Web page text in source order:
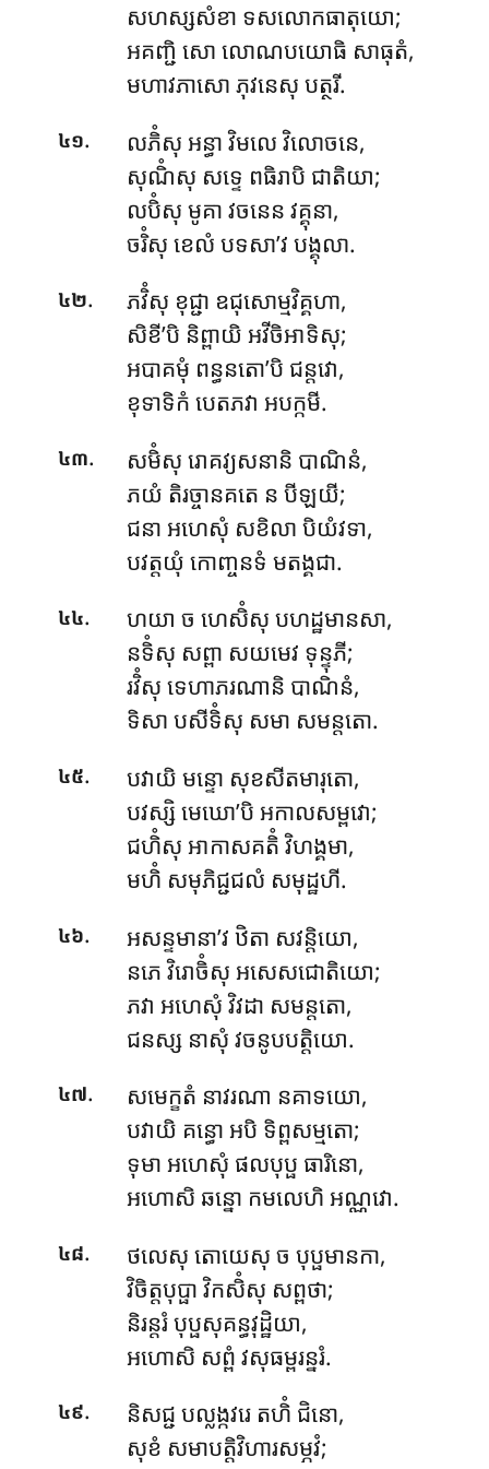
សហស្សសំខា ទសលោកធាតុយោ;
អគញ្ជិ សោ លោណបយោធិ សាធុតំ,
មហាវភាសោ ភុវនេសុ បត្ថរី.
៤១.
លភិំសុ អន្ធា វិមលេ វិលោចនេ,
សុណិំសុ សទ្ទេ ពធិរាបិ ជាតិយា;
លបិំសុ មូគា វចនេន វគ្គុនា,
ចរិំសុ ខេលំ បទសា’វ បង្គុលា.
៤២.
ភវិំសុ ខុជ្ជា ឧជុសោម្មវិគ្គហា,
សិខី’បិ និព្ពាយិ អវីចិអាទិសុ;
អបាគមុំ ពន្ធនតោ’បិ ជន្តវោ,
ខុទាទិកំ បេតភវា អបក្កមី.
៤៣.
សមិំសុ រោគវ្យសនានិ បាណិនំ,
ភយំ តិរច្ចានគតេ ន បីឡយី;
ជនា អហេសុំ សខិលា បិយំវទា,
បវត្តយុំ កោញ្ចនទំ មតង្គជា.
៤៤.
ហយា ច ហេសិំសុ បហដ្ឋមានសា,
នទិំសុ សព្ពា សយមេវ ទុន្ទុភី;
រវិំសុ ទេហាភរណានិ បាណិនំ,
ទិសា បសីទិំសុ សមា សមន្តតោ.
៤៥.
បវាយិ មន្ទោ សុខសីតមារុតោ,
បវស្សិ មេឃោ’បិ អកាលសម្ពវោ;
ជហិំសុ អាកាសគតិំ វិហង្គមា,
មហិំ សមុភិជ្ជជលំ សមុដ្ឋហី.
៤៦.
អសន្ទមានា’វ ឋិតា សវន្តិយោ,
នភេ វិរោចិំសុ អសេសជោតិយោ;
ភវា អហេសុំ វិវដា សមន្តតោ,
ជនស្ស នាសុំ វចនូបបត្តិយោ.
៤៧.
សមេក្ខតំ នាវរណា នគាទយោ,
បវាយិ គន្ធោ អបិ ទិព្ពសម្មតោ;
ទុមា អហេសុំ ផលបុប្ផ ធារិនោ,
អហោសិ ឆន្នោ កមលេហិ អណ្ណវោ.
៤៨.
ថលេសុ តោយេសុ ច បុប្ផមានកា,
វិចិត្តបុប្ផា វិកសិំសុ សព្ពថា;
និរន្តរំ បុប្ផសុគន្ធវុដ្ឋិយា,
អហោសិ សព្ពំ វសុធម្ពរន្នរំ.
៤៩.
និសជ្ជ បល្លង្កវរេ តហិំ ជិនោ,
សុខំ សមាបត្តិវិហារសម្ភវំ;